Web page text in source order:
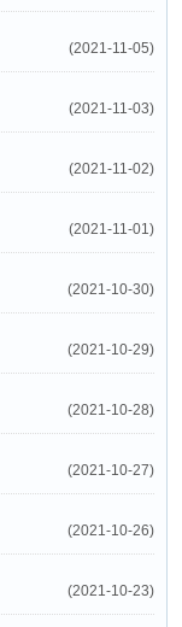
(2021-11-05)
(2021-11-03)
(2021-11-02)
(2021-11-01)
(2021-10-30)
(2021-10-29)
(2021-10-28)
(2021-10-27)
(2021-10-26)
(2021-10-23)